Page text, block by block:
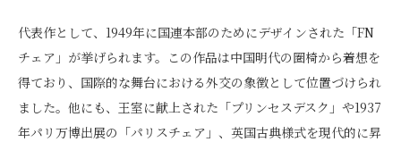
代表作として、1949年に国連本部のためにデザインされた「FN
チェア」が挙げられます。この作品は中国明代の圏椅から着想を
得ており、国際的な舞台における外交の象徴として位置づけられ
ました。他にも、王室に献上された「プリンセスデスク」や1937
年パリ万博出展の「パリスチェア」、英国古典様式を現代的に昇